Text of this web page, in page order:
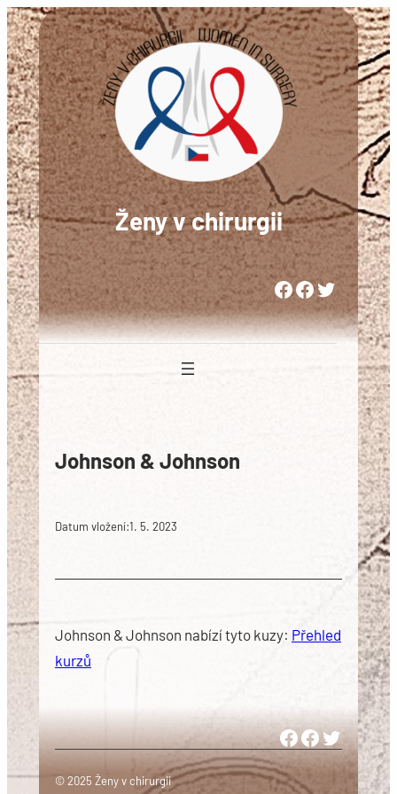
Přeskočit
na
obsah
Ženy v chirurgii
Woman in Medicine Czech Republic Women in Surgery Europe Woman in Surgery Czech Republic
Johnson & Johnson
Datum vložení:1. 5. 2023
Johnson & Johnson nabízí tyto kuzy: Přehled
kurzů
Woman in Medicine Czech Republic
Women in Surgery Europe
Woman in Surgery Czech
© 2025 Ženy v chirurgii